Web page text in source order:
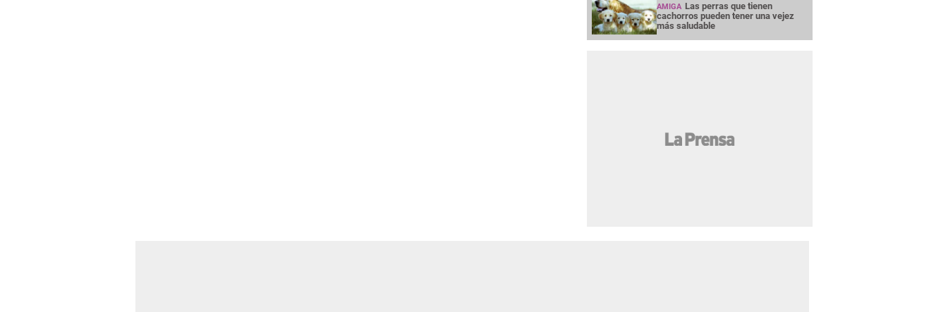
AMIGA Las perras que tienen
cachorros pueden tener una vejez
más saludable